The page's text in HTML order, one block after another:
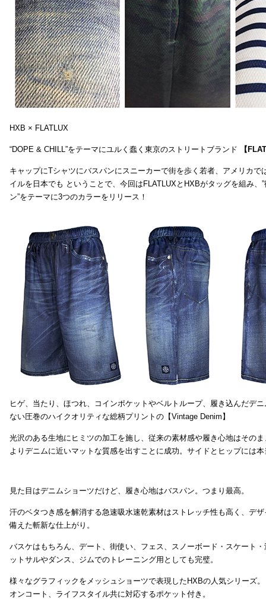
HXB × FLATLUX
“DOPE & CHILL”をテーマにユルく蠢く東京のストリートブランド 【
キャップにTシャツにバスパンにスニーカーで街を歩く若者、アメリカで
イルを日本でも ということで、今回はFLATLUXとHXBがタッグを組み、
ン”をテーマに3つのカラーをリリース！
ヒゲ、当たり、ほつれ、コインポケットやベルトループ、履き込んだデ
ない圧巻のハイクオリティな総柄プリントの【Vintage Denim】
光沢のある生地にヒミツの加工を施し、従来の素材感や履き心地はそのま
よりデニムに近いマットな質感を出すことに成功。サイドとヒップには
見た目はデニムショーツだけど、履き心地はバスパン。つまり最高。
汗のベタつき感を解消する急速吸水速乾素材はストレッチ性も高く、デ
備えた斬新な仕上がり。
バスケはもちろん、デート、街使い、フェス、スノーボード・スケート
ットサルやダンス、ジムでのトレーニング用としても完璧。
様々なグラフィックをメッシュショーツで表現したHXBの人気シリーズ。
オンコート、ライフスタイル共に対応するポケット付き。